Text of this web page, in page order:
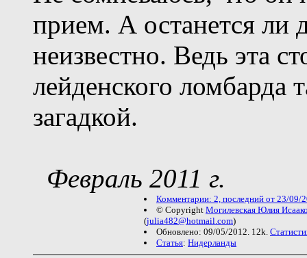
прием. А останется ли
неизвестно. Ведь эта
лейденского ломбарда
загадкой.
Февраль 2011 г.
Комментарии: 2, последний от 23/09/
© Copyright Могилевская Юлия
(julia482@hotmail.com)
Обновлено: 09/05/2012. 12k.
Статья: Нидерланды